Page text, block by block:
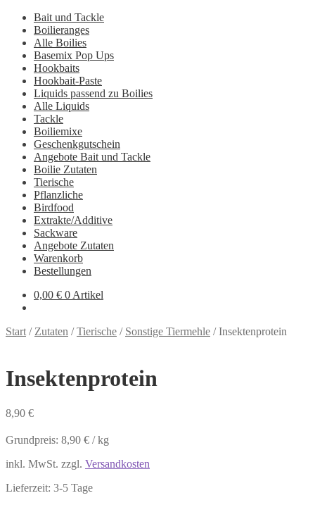
Bait und Tackle
Boilieranges
Alle Boilies
Basemix Pop Ups
Hookbaits
Hookbait-Paste
Liquids passend zu Boilies
Alle Liquids
Tackle
Boiliemixe
Geschenkgutschein
Angebote Bait und Tackle
Boilie Zutaten
Tierische
Pflanzliche
Birdfood
Extrakte/Additive
Sackware
Angebote Zutaten
Warenkorb
Bestellungen
0,00 € 0 Artikel
Start / Zutaten /Tierische / Sonstige Tiermehle /Insektenprotein
Insektenprotein
8,90 €
Grundpreis: 8,90 € /kg
inkl. MwSt. zzgl. Versandkosten
Lieferzeit: 3-5 Tage